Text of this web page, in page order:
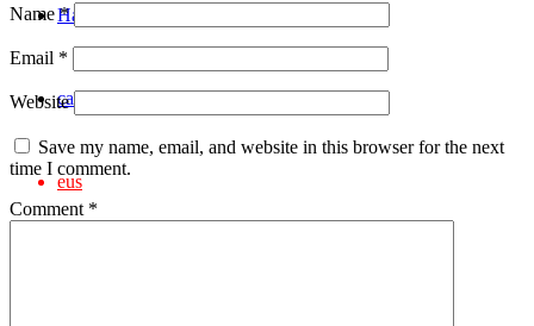
Harremanetarako
cas
eus
Name*
Email *
Website
Save my name, email, and website in this browser for the next
time I comment.
Comment *